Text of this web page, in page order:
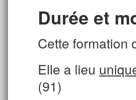
Durée et
Cette formation
Elle a lieu
(91)